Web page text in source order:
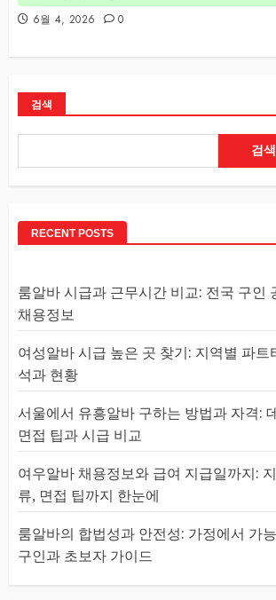
6월 4, 2026 0
검색
검색
RECENT POSTS
룸알바 시급과 근무시간 비교: 전국 구인
채용정보
여성알바 시급 높은 곳 찾기: 지역별 파트
석과 현황
서울에서 유흥알바 구하는 방법과 자격:
면접 팁과 시급 비교
여우알바 채용정보와 급여 지급일까지:
류, 면접 팁까지 한눈에
룸알바의 합법성과 안전성: 가정에서 가
구인과 초보자 가이드